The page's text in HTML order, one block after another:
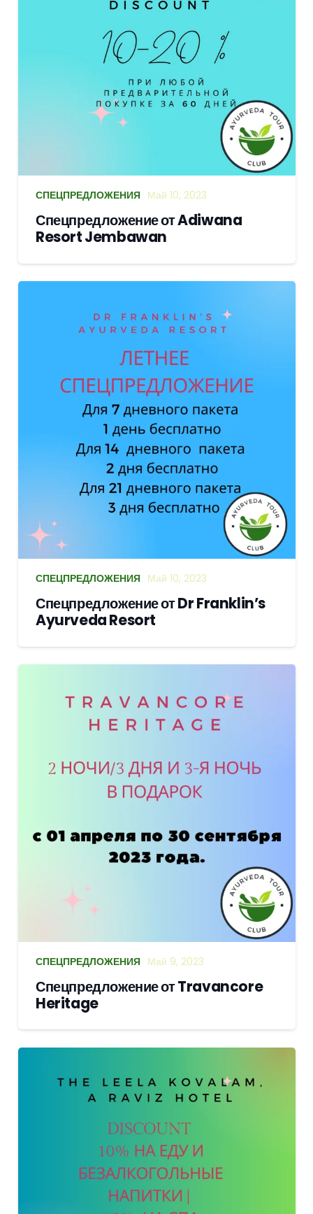
СПЕЦПРЕДЛОЖЕНИЯ Май 10, 2023
Спецпредложение от Adiwana
Resort Jembawan
СПЕЦПРЕДЛОЖЕНИЯ Май 10, 2023
Спецпредложение от Dr Franklin’s
Ayurveda Resort
СПЕЦПРЕДЛОЖЕНИЯ Май 9, 2023
Спецпредложение от Travancore
Heritage